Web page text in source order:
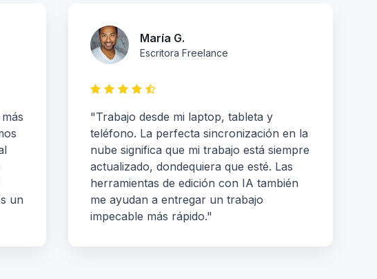
un
María G.
Escritora Freelance
"Trabajo desde mi laptop, tableta y
teléfono. La perfecta sincronización en la
nube significa que mi trabajo está siempre
actualizado, dondequiera que esté. Las
herramientas de edición con IA también
me ayudan a entregar un trabajo
impecable más rápido."